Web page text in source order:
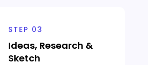
STEP 03
Ideas, Research &
Sketch